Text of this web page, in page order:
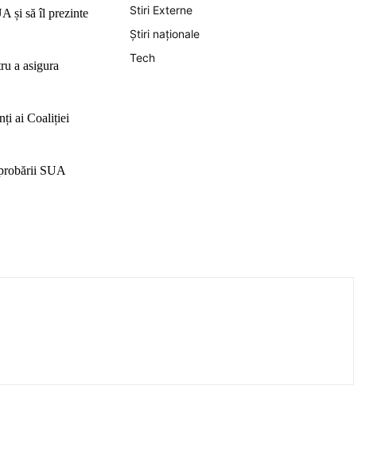
și să îl prezinte
a asigura
ai Coaliției
SUA
Stiri Externe
Știri naționale
Tech